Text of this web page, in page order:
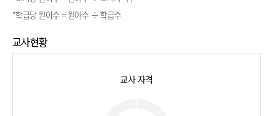
*학급당 원아수 = 원아수 ÷ 학급수
교사현황
교사 자격